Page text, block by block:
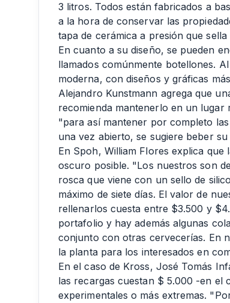
3 litros. Todos están fabricados a
a la hora de conservar las
tapa de cerámica a presión que
En cuanto a su diseño, se pueden
llamados comúnmente botellones.
moderna, con diseños y gráficas
Alejandro Kunstmann agrega que
recomienda mantenerlo en un
"para así mantener por completo
una vez abierto, se sugiere beber
En Spoh, William Flores explica
oscuro posible. "Los nuestros son
rosca que viene con un sello de
máximo de siete días. El valor de
rellenarlos cuesta entre $3.500 y
portafolio y hay además algunas
conjunto con otras cervecerías. En
la planta para los interesados en
En el caso de Kross, José Tomás
las recargas cuestan $ 5.000 -en el
experimentales o más extremas.